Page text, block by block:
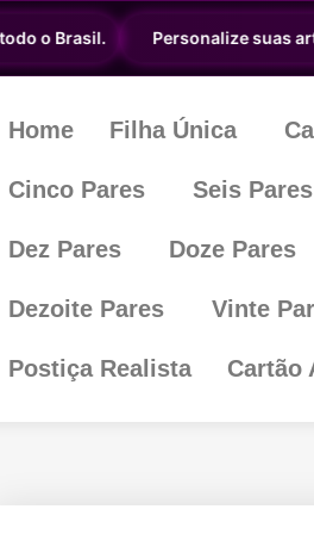
o Brasil. Personalize suas
Home Filha Única
Cinco Pares Seis Pares
Dez Pares Doze Pares
Dezoite Pares Vinte
Postiça Realista Cartão